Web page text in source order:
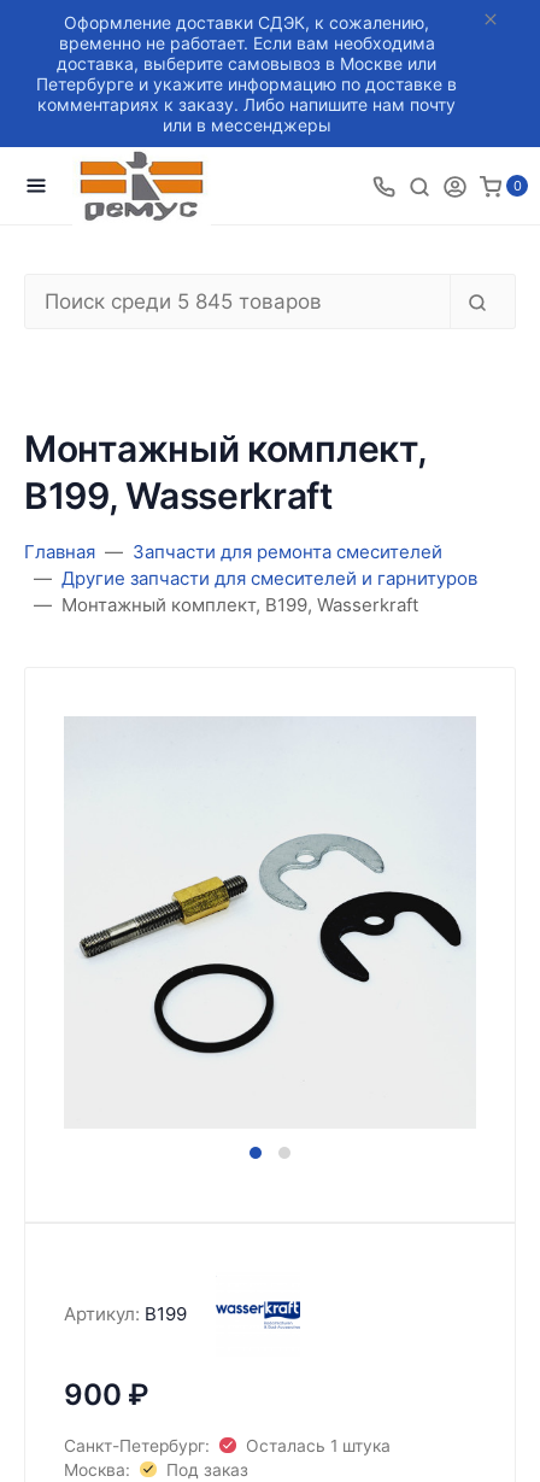
Оформление доставки СДЭК, к сожалению,
временно не работает. Если вам необходима
доставка, выберите самовывоз в Москве или
Петербурге и укажите информацию по доставке в
комментариях к заказу. Либо напишите нам почту
или в мессенджеры
0
Монтажный комплект,
B199, Wasserkraft
Главная
Запчасти для ремонта смесителей
Другие запчасти для смесителей и гарнитуров
Монтажный комплект, B199, Wasserkraft
Артикул: B199
900 ₽
Санкт-Петербург:
Осталась 1 штука
Москва:
Под заказ